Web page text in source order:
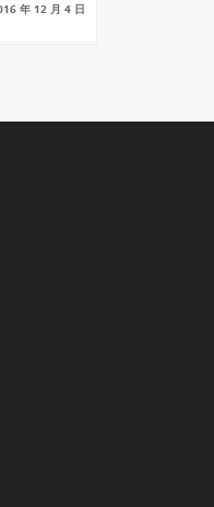
年 12 月 4 日